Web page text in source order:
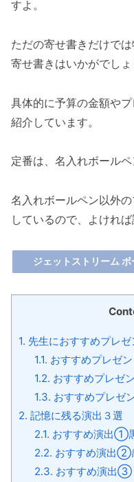
すよ。
ただの寄せ書きだけで
寄せ書きはいかがでしょ
具体的に予算の金額や
紹介しています。
定番は、名入れボールペ
名入れボールペン以外
しているので、よけれ
ジェットストリーム
1. 先生におすすめプレゼ
1.1. おすすめプレゼ
1.2. おすすめプレゼ
1.3. おすすめプレゼ
2. 記憶に残る演出３選
2.1. おすすめ演出①
2.2. おすすめ演出②
2.3. おすすめ演出③